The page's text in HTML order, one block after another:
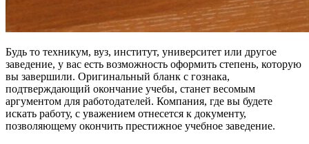
Будь то техникум, вуз, институт, университет или другое
заведение, у вас есть возможность оформить степень, которую
вы завершили. Оригинальный бланк с гознака,
подтверждающий окончание учебы, станет весомым
аргументом для работодателей. Компания, где вы будете
искать работу, с уважением отнесется к документу,
позволяющему окончить престижное учебное заведение.